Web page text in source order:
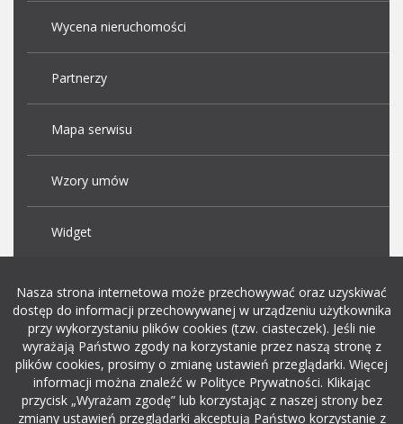
Wycena nieruchomości
Partnerzy
Mapa serwisu
Wzory umów
Widget
Dodaj ogłoszenie o pracę
rekrutacja w it
Nasza strona internetowa może przechowywać oraz uzyskiwać
dostęp do informacji przechowywanej w urządzeniu użytkownika
przy wykorzystaniu plików cookies (tzw. ciasteczek). Jeśli nie
wyrażają Państwo zgody na korzystanie przez naszą stronę z
plików cookies, prosimy o zmianę ustawień przeglądarki. Więcej
informacji można znaleźć w Polityce Prywatności. Klikając
przycisk „Wyrażam zgodę” lub korzystając z naszej strony bez
zmiany ustawień przeglądarki akceptują Państwo korzystanie z